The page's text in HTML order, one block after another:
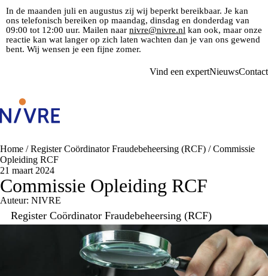
In de maanden juli en augustus zij wij beperkt bereikbaar. Je kan
ons telefonisch bereiken op maandag, dinsdag en donderdag van
09:00 tot 12:00 uur. Mailen naar nivre@nivre.nl kan ook, maar onze
reactie kan wat langer op zich laten wachten dan je van ons gewend
bent. Wij wensen je een fijne zomer.
Vind een expertNieuwsContact
Home /Register Coördinator Fraudebeheersing (RCF) /Commissie
Opleiding RCF
21 maart 2024
Commissie Opleiding RCF
Auteur: NIVRE
Register Coördinator Fraudebeheersing (RCF)